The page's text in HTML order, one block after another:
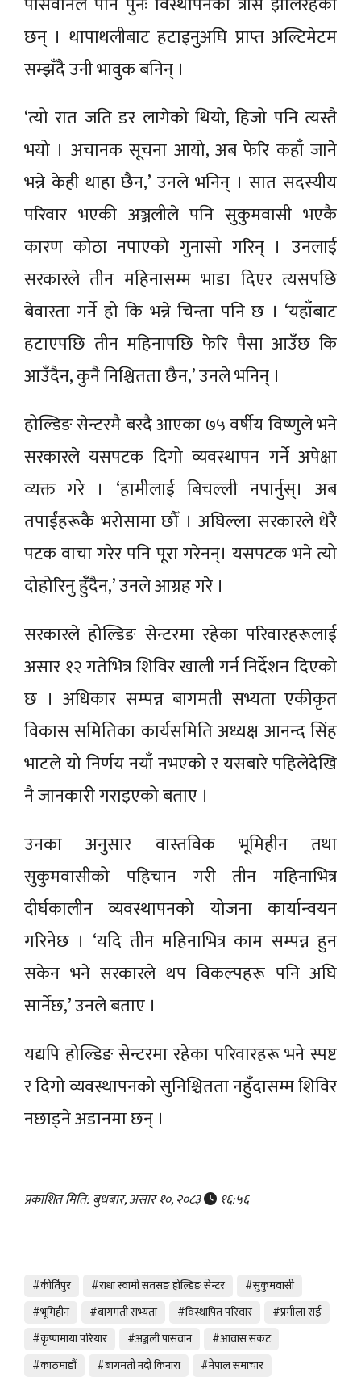
छन् । थापाथलीबाट हटाइनुअघि प्राप्त अल्टिमेटम
सम्झँदै उनी भावुक बनिन् ।
‘त्यो रात जति डर लागेको थियो, हिजो पनि त्यस्तै
भयो । अचानक सूचना आयो, अब फेरि कहाँ जाने
भन्ने केही थाहा छैन,’ उनले भनिन् । सात सदस्यीय
परिवार भएकी अञ्जलीले पनि सुकुमवासी भएकै
कारण कोठा नपाएको गुनासो गरिन् । उनलाई
सरकारले तीन महिनासम्म भाडा दिएर त्यसपछि
बेवास्ता गर्ने हो कि भन्ने चिन्ता पनि छ । ‘यहाँबाट
हटाएपछि तीन महिनापछि फेरि पैसा आउँछ कि
आउँदैन, कुनै निश्चितता छैन,’ उनले भनिन् ।
होल्डिङ सेन्टरमै बस्दै आएका ७५ वर्षीय विष्णुले भने
सरकारले यसपटक दिगो व्यवस्थापन गर्ने अपेक्षा
व्यक्त गरे । ‘हामीलाई बिचल्ली नपार्नुस्। अब
तपाईंहरूकै भरोसामा छौँ । अघिल्ला सरकारले धेरै
पटक वाचा गरेर पनि पूरा गरेनन्। यसपटक भने त्यो
दोहोरिनु हुँदैन,’ उनले आग्रह गरे ।
सरकारले होल्डिङ सेन्टरमा रहेका परिवारहरूलाई
असार १२ गतेभित्र शिविर खाली गर्न निर्देशन दिएको
छ । अधिकार सम्पन्न बागमती सभ्यता एकीकृत
विकास समितिका कार्यसमिति अध्यक्ष आनन्द सिंह
भाटले यो निर्णय नयाँ नभएको र यसबारे पहिलेदेखि
नै जानकारी गराइएको बताए ।
उनका अनुसार वास्तविक भूमिहीन तथा
सुकुमवासीको पहिचान गरी तीन महिनाभित्र
दीर्घकालीन व्यवस्थापनको योजना कार्यान्वयन
गरिनेछ । ‘यदि तीन महिनाभित्र काम सम्पन्न हुन
सकेन भने सरकारले थप विकल्पहरू पनि अघि
सार्नेछ,’ उनले बताए ।
यद्यपि होल्डिङ सेन्टरमा रहेका परिवारहरू भने स्पष्ट
र दिगो व्यवस्थापनको सुनिश्चितता नहुँदासम्म शिविर
नछाड्ने अडानमा छन् ।
प्रकाशित मिति: बुधबार, असार १०, २०८३ १६:५६
#कीर्तिपुर #राधा स्वामी सतसङ होल्डिङ सेन्टर
#सुकुमवासी
#भूमिहीन
#बागमती सभ्यता #विस्थापित परिवार
#प्रमीला राई
#कृष्णमाया परियार
#अञ्जली पासवान
#आवास संकट
#काठमाडौं
#बागमती नदी किनारा #नेपाल समाचार